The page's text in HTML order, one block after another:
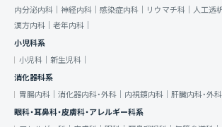
内分泌内科｜ 神経内科｜ 感染症内科｜ リウマチ科｜ 人工透
漢方内科｜ 老年内科｜
小児科系
小児科｜ 新生児科｜
消化器科系
胃腸内科｜ 消化器内科・外科｜ 内視鏡内科｜ 肝臓内科・外科
眼科・耳鼻科・皮膚科・アレルギー科系